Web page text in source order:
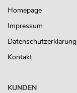
Homepage
Impressum
Datenschutzerklärung
Kontakt
KUNDEN